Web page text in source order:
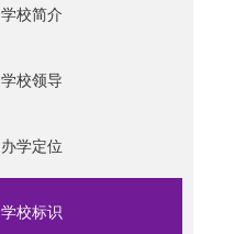
学校简介
学校领导
办学定位
学校标识